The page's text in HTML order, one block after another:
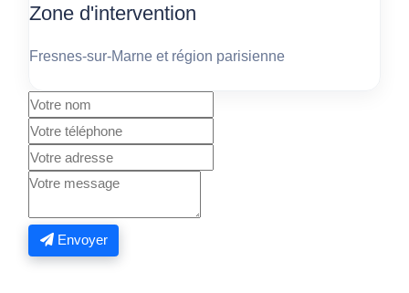
Zone d'intervention
Fresnes-sur-Marne et région parisienne
Envoyer